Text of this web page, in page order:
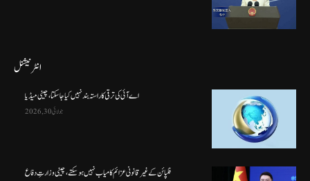
انٹرنیشنل
اے آئی کی ترقی کا راستہ بند نہیں کیا جا سکتا، چینی میڈیا
جولائی 30, 2026
فلپائن کے غیر قانونی عزائم کامیاب نہیں ہو سکتے ، چینی وزارتِ دفاع